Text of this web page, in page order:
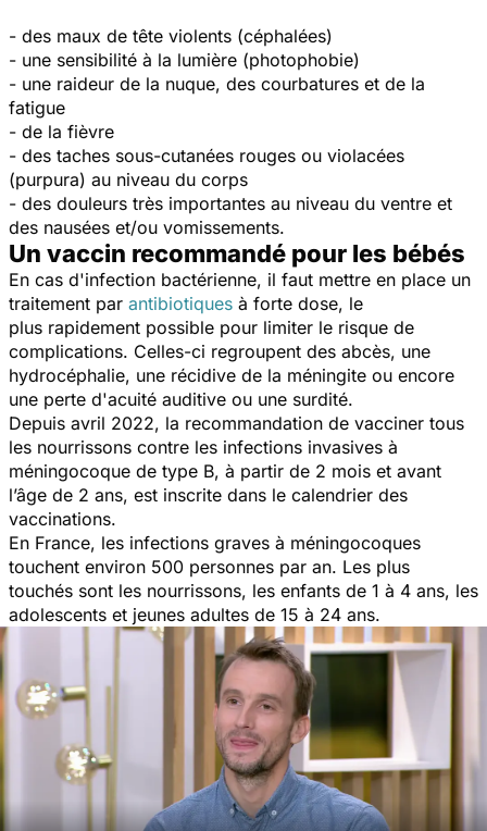
- des maux de tête violents (céphalées)
- une sensibilité à la lumière (photophobie)
- une raideur de la nuque, des courbatures et de la
fatigue
- de la fièvre
- des taches sous-cutanées rouges ou violacées
(purpura) au niveau du corps
- des douleurs très importantes au niveau du ventre et
des nausées et/ou vomissements.
Un vaccin recommandé pour les bébés
En cas d'infection bactérienne, il faut mettre en place un
traitement par antibiotiques à forte dose, le
plus rapidement possible pour limiter le risque de
complications. Celles-ci regroupent des abcès, une
hydrocéphalie, une récidive de la méningite ou encore
une perte d'acuité auditive ou une surdité.
Depuis avril 2022, la recommandation de vacciner tous
les nourrissons contre les infections invasives à
méningocoque de type B, à partir de 2 mois et avant
l’âge de 2 ans, est inscrite dans le calendrier des
vaccinations.
En France, les infections graves à méningocoques
touchent environ 500 personnes par an. Les plus
touchés sont les nourrissons, les enfants de 1 à 4 ans, les
adolescents et jeunes adultes de 15 à 24 ans.